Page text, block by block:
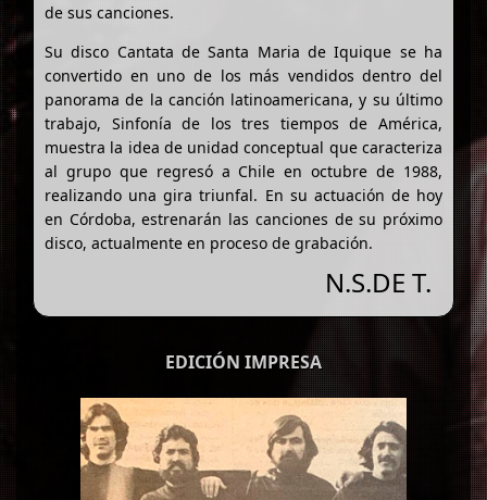
de sus canciones.
Su disco Cantata de Santa Maria de Iquique se ha
convertido en uno de los más vendidos dentro del
panorama de la canción latinoamericana, y su último
trabajo, Sinfonía de los tres tiempos de América,
muestra la idea de unidad conceptual que caracteriza
al grupo que regresó a Chile en octubre de 1988,
realizando una gira triunfal. En su actuación de hoy
en Córdoba, estrenarán las canciones de su próximo
disco, actualmente en proceso de grabación.
N.S.DE T.
EDICIÓN IMPRESA